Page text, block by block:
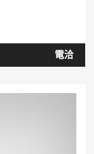
電洽